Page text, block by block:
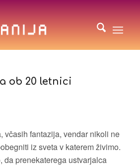
ob 20 letnici
včasih fantazija, vendar nikoli ne
iz sveta v katerem živimo.
da prenekaterega ustvarjalca